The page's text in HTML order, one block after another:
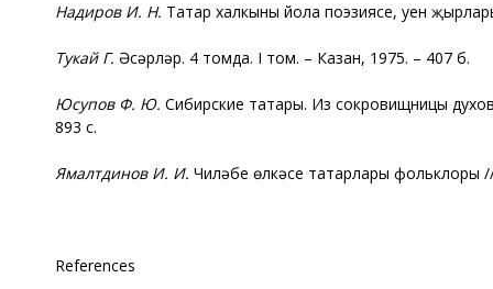
Надиров И. Н. Татар халкының йола поэзиясе, уен
Тукай Г. Әсәрләр. 4 томда. I том. – Казан, 1975. – 407 б.
Юсупов Ф. Ю. Сибирские татары. Из сокровищницы
893 с.
Ямалтдинов И. И. Чиләбе өлкәсе татарлары фольклоры
References